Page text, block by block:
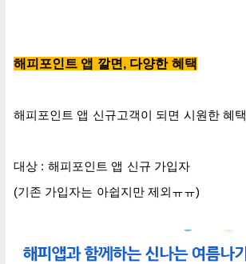
해피포인트 앱 깔면, 다양한 혜택
해피포인트 앱 신규고객이 되면 시원한 혜택
대상 : 해피포인트 앱 신규 가입자
(기존 가입자는 아쉽지만 제외ㅠㅠ)